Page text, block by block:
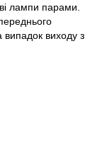
лампи парами.
випадок виходу з